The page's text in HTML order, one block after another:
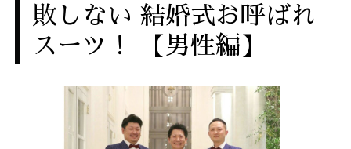
敗しない 結婚式お呼ばれ
スーツ！ 【男性編】